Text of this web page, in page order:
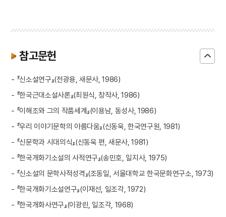
참고문헌
- 『신소설연구』(전광용, 새문사, 1986)
- 『한국근대소설사론』(최원식, 창작사, 1986)
- 『이해조와 그의 작품세계』(이용남, 동성사, 1986)
- 『우리 이야기문학의 아름다움』(신동욱, 한국연구원, 1981)
- 『신문학과 시대의식』(신동욱 편, 새문사, 1981)
- 『한국개화기소설의 사적연구』(송민호, 일지사, 1975)
- 『신소설의 문학사적성격』(조동일, 서울대학교 한국문화연구소, 1973)
- 『한국개화기소설연구』(이재선, 일조각, 1972)
- 『한국개화사연구』(이광린, 일조각, 1968)